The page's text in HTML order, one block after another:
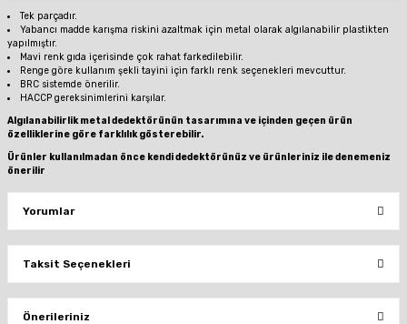
Tek parçadır.
Yabancı madde karışma riskini azaltmak için metal olarak algılanabilir plastikten
yapılmıştır.
Mavi renk gıda içerisinde çok rahat farkedilebilir.
Renge göre kullanım şekli tayini için farklı renk seçenekleri mevcuttur.
BRC sistemde önerilir.
HACCP gereksinimlerini karşılar.
Algılanabilirlik metal dedektörünün tasarımına ve içinden geçen ürün
özelliklerine göre farklılık gösterebilir.
Ürünler kullanılmadan önce kendi dedektörünüz ve ürünleriniz ile denemeniz
önerilir
Yorumlar
Bu ürüne ilk yorumu siz yapın!
Taksit Seçenekleri
Önerileriniz